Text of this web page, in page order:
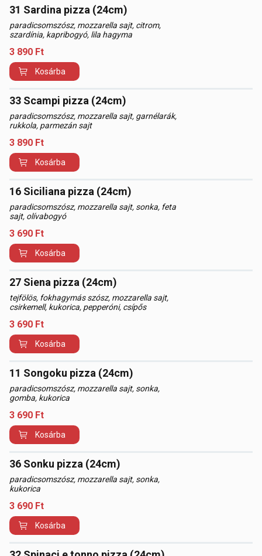
31 Sardina pizza (24cm)
paradicsomszósz, mozzarella sajt, citrom,
szardínia, kapribogyó, lila hagyma
3 890 Ft
Kosárba
33 Scampi pizza (24cm)
paradicsomszósz, mozzarella sajt, garnélarák,
rukkola, parmezán sajt
3 890 Ft
Kosárba
16 Siciliana pizza (24cm)
paradicsomszósz, mozzarella sajt, sonka, feta
sajt, olívabogyó
3 690 Ft
Kosárba
27 Siena pizza (24cm)
tejfölös, fokhagymás szósz, mozzarella sajt,
csirkemell, kukorica, pepperóni, csípős
3 690 Ft
Kosárba
11 Songoku pizza (24cm)
paradicsomszósz, mozzarella sajt, sonka,
gomba, kukorica
3 690 Ft
Kosárba
36 Sonku pizza (24cm)
paradicsomszósz, mozzarella sajt, sonka,
kukorica
3 690 Ft
Kosárba